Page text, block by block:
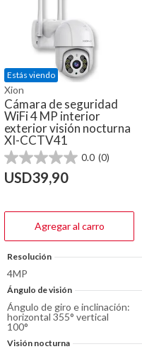
Estás viendo
Xion
Cámara de seguridad
WiFi 4 MP interior
exterior visión nocturna
XI-CCTV41
0.0 (0)
0.0
de
5
USD39,90
Agregar al carro
Resolución
4MP
Ángulo de visión
Ángulo de giro e inclinación:
horizontal 355° vertical
100°
Visión nocturna